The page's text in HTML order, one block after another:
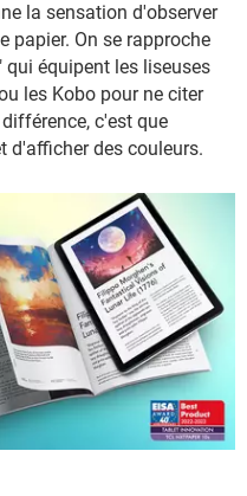
la sensation d'observer
papier. On se rapproche
qui équipent les liseuses
les Kobo pour ne citer
c'est que
d'afficher des couleurs.